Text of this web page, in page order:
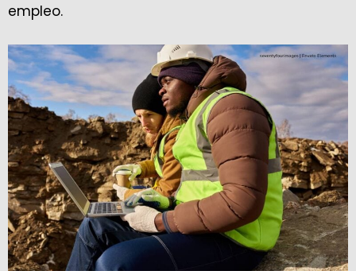
empleo.